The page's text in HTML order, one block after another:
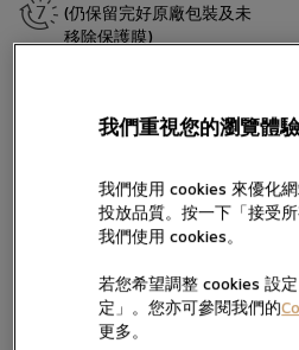
(仍保留完好原廠包裝及未
移除保護膜)
錶面世五十週年。錶殼經重新演繹，
對比鮮明的副計時盤，彰顯運動型計
加入願望
按“提交”，即表示您已閱讀並同意我們
我們將按私隱政策使用您提供的個人信
的直銷及推廣信息，您亦可隨時聯絡我
們透過以下方式向您提供有關信息，請於
我們重視您的瀏覽體
我們使用 cookies 來優化
投放品質。按一下「接受
我們使用 cookies。
若您希望調整 cookies 設
定」。您亦可參閱我們的
更多。